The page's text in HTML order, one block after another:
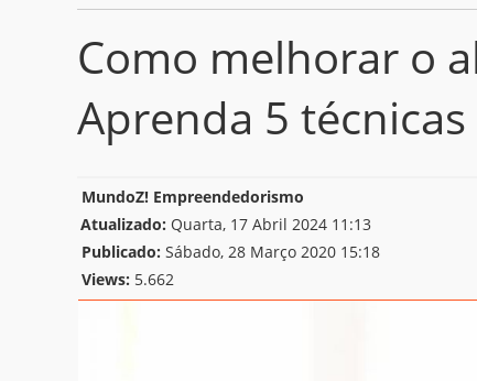
Como melhorar o
Aprenda 5
MundoZ! Empreendedorismo
Atualizado: Quarta, 17 Abril 2024 11:13
Publicado: Sábado, 28 Março 2020 15:18
Views: 5.662